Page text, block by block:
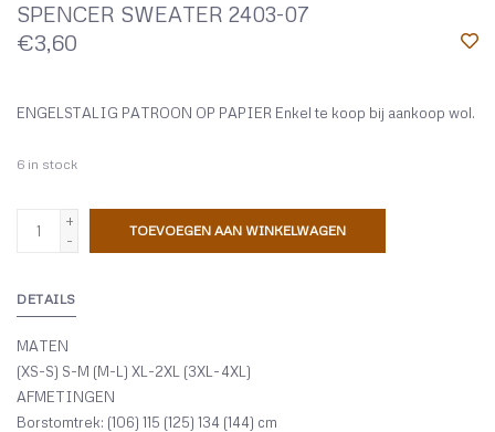
SPENCER SWEATER 2403-07
€3,60
ENGELSTALIG PATROON OP PAPIER Enkel te koop bij aankoop wol.
6 in stock
+
-
TOEVOEGEN AAN WINKELWAGEN
DETAILS
MATEN
(XS-S) S-M (M-L) XL-2XL (3XL-4XL)
AFMETINGEN
Borstomtrek: (106) 115 (125) 134 (144) cm